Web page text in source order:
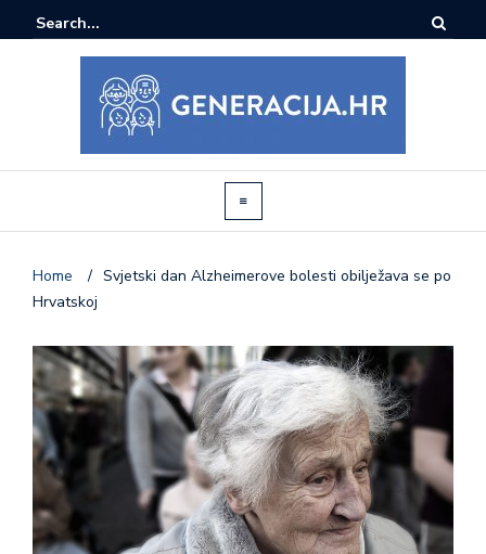
Home / Svjetski dan Alzheimerove bolesti obilježava se po
Hrvatskoj